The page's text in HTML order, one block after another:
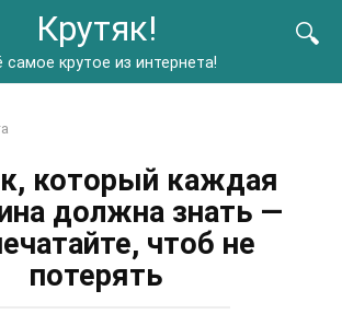
Крутяк!
самое крутое из интернета!
который каждая
должна знать —
чтоб не
потерять